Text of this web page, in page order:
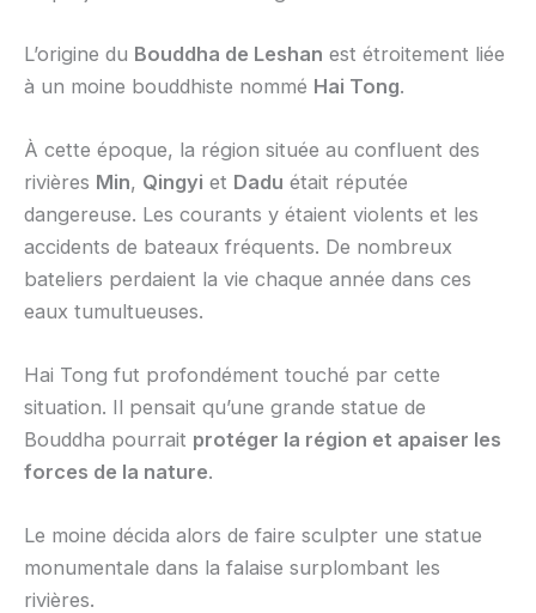
L’origine du Bouddha de Leshan est étroitement liée
à un moine bouddhiste nommé Hai Tong.
À cette époque, la région située au confluent des
rivières Min, Qingyi et Dadu était réputée
dangereuse. Les courants y étaient violents et les
accidents de bateaux fréquents. De nombreux
bateliers perdaient la vie chaque année dans ces
eaux tumultueuses.
Hai Tong fut profondément touché par cette
situation. Il pensait qu’une grande statue de
Bouddha pourrait protéger la région et apaiser les
forces de la nature.
Le moine décida alors de faire sculpter une statue
monumentale dans la falaise surplombant les
rivières.